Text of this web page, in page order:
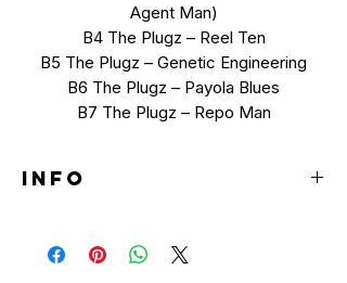
Agent Man)
B4 The Plugz – Reel Ten
B5 The Plugz – Genetic Engineering
B6 The Plugz – Payola Blues
B7 The Plugz – Repo Man
INFO